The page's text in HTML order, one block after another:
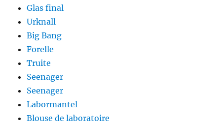
Glas final
Urknall
Big Bang
Forelle
Truite
Seenager
Seenager
Labormantel
Blouse de laboratoire